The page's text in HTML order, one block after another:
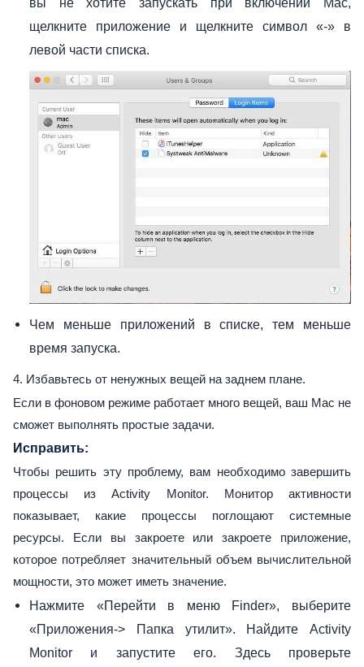
щелкните приложение и щелкните символ «-» в
левой части списка.
Чем меньше приложений в списке, тем меньше
время запуска.
4. Избавьтесь от ненужных вещей на заднем плане.
Если в фоновом режиме работает много вещей, ваш Mac не
сможет выполнять простые задачи.
Исправить:
Чтобы решить эту проблему, вам необходимо завершить
процессы из Activity Monitor. Монитор активности
показывает, какие процессы поглощают системные
ресурсы. Если вы закроете или закроете приложение,
которое потребляет значительный объем вычислительной
мощности, это может иметь значение.
Нажмите «Перейти в меню Finder», выберите
«Приложения-> Папка утилит». Найдите Activity
Monitor и запустите его. Здесь проверьте